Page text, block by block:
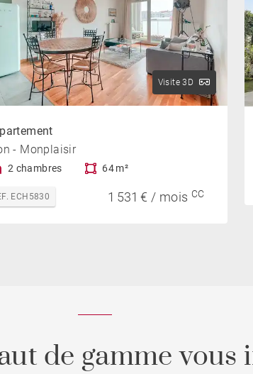
Visite 3D
- Monplaisir
2 chambres 64 m²
ECH5830 1 531 € / mois CC
de gamme vous